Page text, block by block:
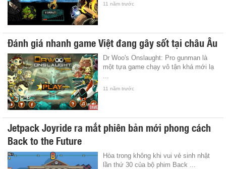
11 năm trước
Đánh giá nhanh game Việt đang gây sốt tại châu Âu
Dr Woo's Onslaught: Pro gunman là
một tựa game chạy vô tận khá mới lạ
11 năm trước
Jetpack Joyride ra mắt phiên bản mới phong cách
Back to the Future
Hòa trong không khi vui vẻ sinh nhật
lần thứ 30 của bộ phim Back ...